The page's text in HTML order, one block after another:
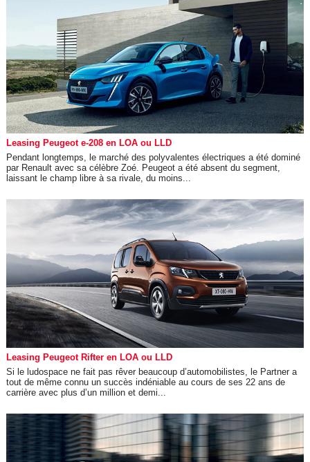
Leasing Peugeot e-208 en LOA ou LLD
Pendant longtemps, le marché des polyvalentes électriques a été dominé
par Renault avec sa célèbre Zoé. Peugeot a été absent du segment,
laissant le champ libre à sa rivale, du moins...
Leasing Peugeot Rifter en LOA ou LLD
Si le ludospace ne fait pas rêver beaucoup d’automobilistes, le Partner a
tout de même connu un succès indéniable au cours de ses 22 ans de
carrière avec plus d’un million et demi...